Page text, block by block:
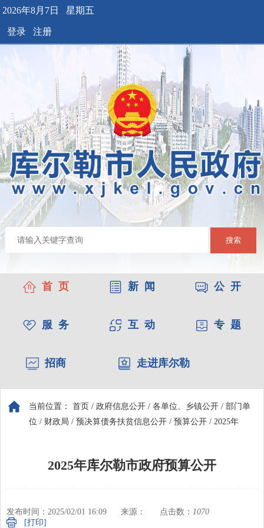
2026年8月7日 星期五
登录 注册
搜索
首 页 新 闻 公 开
服 务 互 动 专 题
招商 走进库尔勒
当前位置： 首页 / 政府信息公开 / 各单位、乡镇公开 / 部门单
位 / 财政局 / 预决算债务扶贫信息公开 / 预算公开 / 2025年
2025年库尔勒市政府预算公开
发布时间：2025/02/01 16:09 来源： 点击数： 1070
[打印]